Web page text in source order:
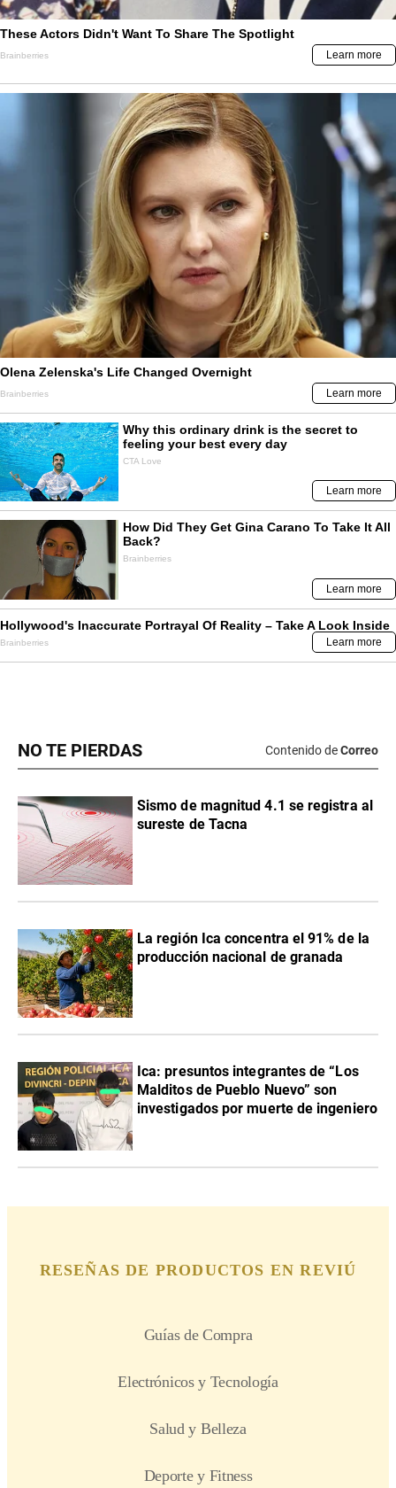
NO TE PIERDAS Contenido deCorreo
Sismo de magnitud 4.1 se registra al
sureste de Tacna
La región Ica concentra el 91% de la
producción nacional de granada
Ica: presuntos integrantes de “Los
Malditos de Pueblo Nuevo” son
investigados por muerte de ingeniero